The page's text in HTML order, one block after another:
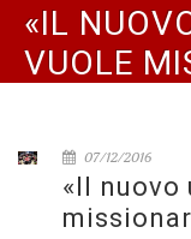
«IL
VUOLE
07/12/2016
«Il nuovo